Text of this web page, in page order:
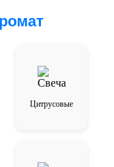
Цитрусовые